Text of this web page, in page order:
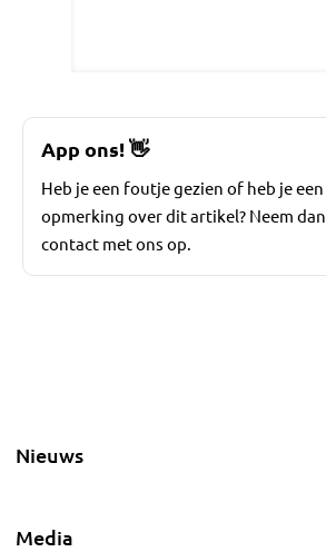
App ons!👋
Heb je een foutje gezien of heb je een
opmerking over dit artikel? Neem dan
contact met ons op.
Nieuws
Media